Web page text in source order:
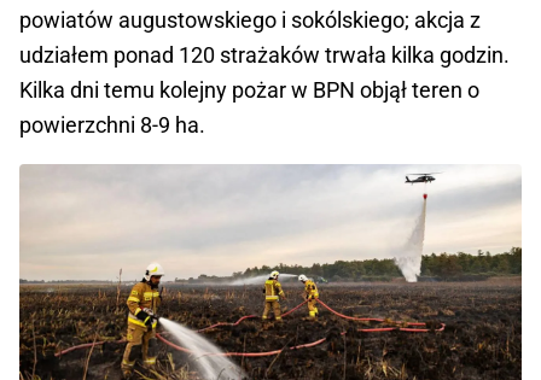
powiatów augustowskiego i sokólskiego; akcja z
udziałem ponad 120 strażaków trwała kilka godzin.
Kilka dni temu kolejny pożar w BPN objął teren o
powierzchni 8-9 ha.